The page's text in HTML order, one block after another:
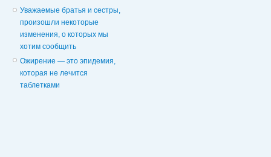
Уважаемые братья и сестры,
произошли некоторые
изменения, о которых мы
хотим сообщить
Ожирение — это эпидемия,
которая не лечится
таблетками